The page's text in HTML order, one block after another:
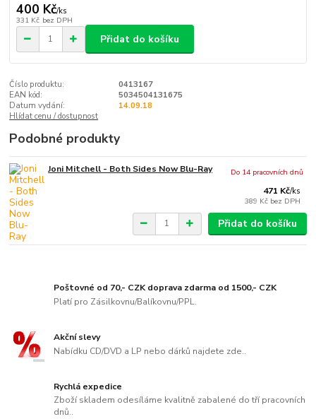
400 Kč/ks
331 Kč bez DPH
Přidat do košíku
Číslo produktu:
0413167
EAN kód:
5034504131675
Datum vydání:
14.09.18
Hlídat cenu / dostupnost
Podobné produkty
Joni Mitchell - Both Sides Now Blu-Ray
471 Kč/ks
389 Kč bez DPH
Do 14 pracovních dnů
Přidat do košíku
Poštovné od 70,- CZK doprava zdarma od 1500,- CZK
Platí pro Zásilkovnu/Balíkovnu/PPL.
Akční slevy
Nabídku CD/DVD a LP nebo dárků najdete zde..
Rychlá expedice
Zboží skladem odesíláme kvalitně zabalené do tří pracovních
dnů..